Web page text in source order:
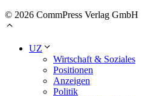
© 2026 CommPress Verlag GmbH
UZ
Wirtschaft & Soziales
Positionen
Anzeigen
Politik